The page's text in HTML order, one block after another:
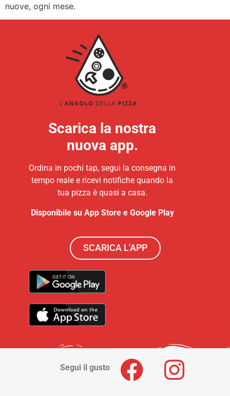
nuove, ogni mese.
Scarica la nostra
nuova app.
Ordina in pochi tap, segui la consegna in
tempo reale e ricevi notifiche quando la
tua pizza è quasi a casa.
Disponibile su App Store e Google Play
SCARICA L'APP
Segui il gusto